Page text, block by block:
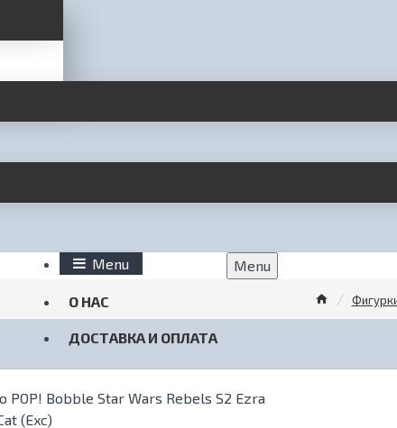
Menu
О НАС
ДОСТАВКА И ОПЛАТА
КОНТАКТЫ
КИНОТЕАТР
Menu